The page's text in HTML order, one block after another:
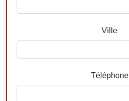
Ville
Téléphone